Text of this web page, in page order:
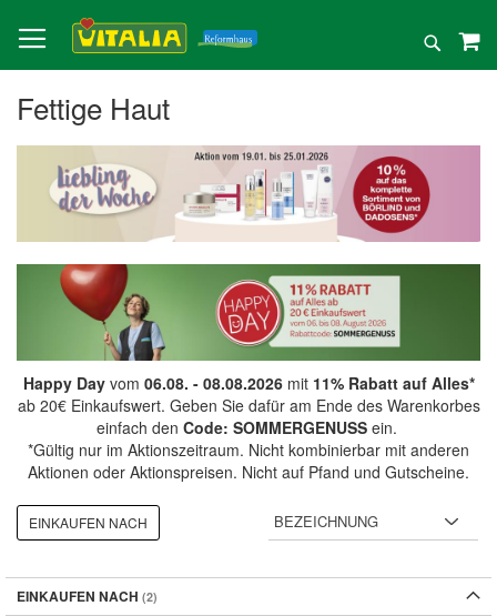
zum
Inhalt
Suche
Fettige Haut
Happy Dayvom 06.08. - 08.08.2026mit 11% Rabatt auf Alles*
ab 20€ Einkaufswert. Geben Sie dafür am Ende des Warenkorbes
einfach den Code: SOMMERGENUSSein.
*Gültig nur im Aktionszeitraum. Nicht kombinierbar mit anderen
Aktionen oder Aktionspreisen. Nicht auf Pfand und Gutscheine.
EINKAUFEN NACH
EINKAUFEN NACH